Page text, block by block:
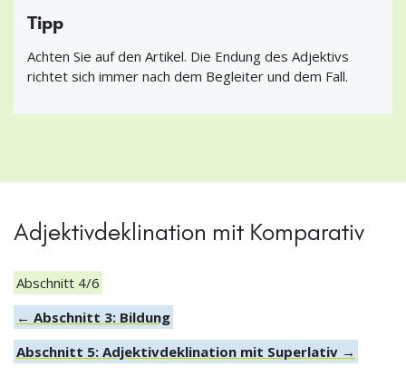
Tipp
Achten Sie auf den Artikel. Die Endung des Adjektivs
richtet sich immer nach dem Begleiter und dem Fall.
Adjektivdeklination mit Komparativ
Abschnitt 4/6
← Abschnitt 3: Bildung
Abschnitt 5: Adjektivdeklination mit Superlativ →